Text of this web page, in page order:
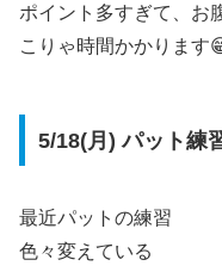
ポイント多すぎて、お
こりゃ時間かかります
5/18(月) パット練
最近パットの練習
色々変えている